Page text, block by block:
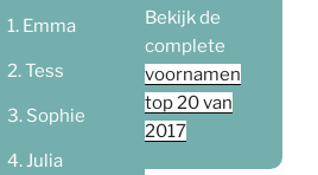
Emma
Tess
Sophie
Julia
Bekijk de
complete
voornamen
top 20 van
2017